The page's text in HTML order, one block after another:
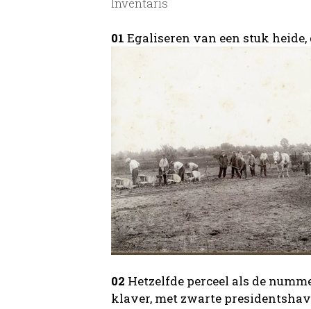
Inventaris
01 Egaliseren van een stuk
02 Hetzelfde perceel als de
klaver, met zwarte